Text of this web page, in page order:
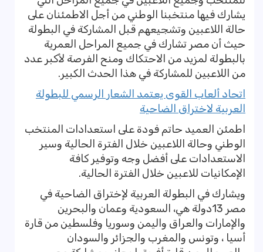
يشارك فيها منتخبنا الوطني من أجل الاطمئنان على
حالة اللاعبين وتشجيعهم قبل المشاركة في البطولة
حيث أن مصر تشارك في جميع المراحل العمرية
بالبطولة لمزيد من الاحتكاك ومنح الفرصة لأكبر عدد
من اللاعبين للمشاركة في هذا الحدث الكبير.
اتحاد ألعاب القوى يعتمد الشعار الرسمي للبطولة
العربية لاختراق الضاحية
اطمئن العميد حاتم فودة على استعدادات المنتخب
الوطني وحالة اللاعبين خلال الفترة الحالية وسير
الاستعدادات على أفضل وجه وتوفير كافة
الإمكانيات للاعبين خلال الفترة الحالية.
ويشارك في البطولة العربية لإختراق الضاحية في
مصر 13دولة هي، السعودية وعمان والبحرين
والإمارات والعراق واليمن وسوريا وفلسطين من قارة
أسيا ، وتونس والمغرب والجزائر والسودان